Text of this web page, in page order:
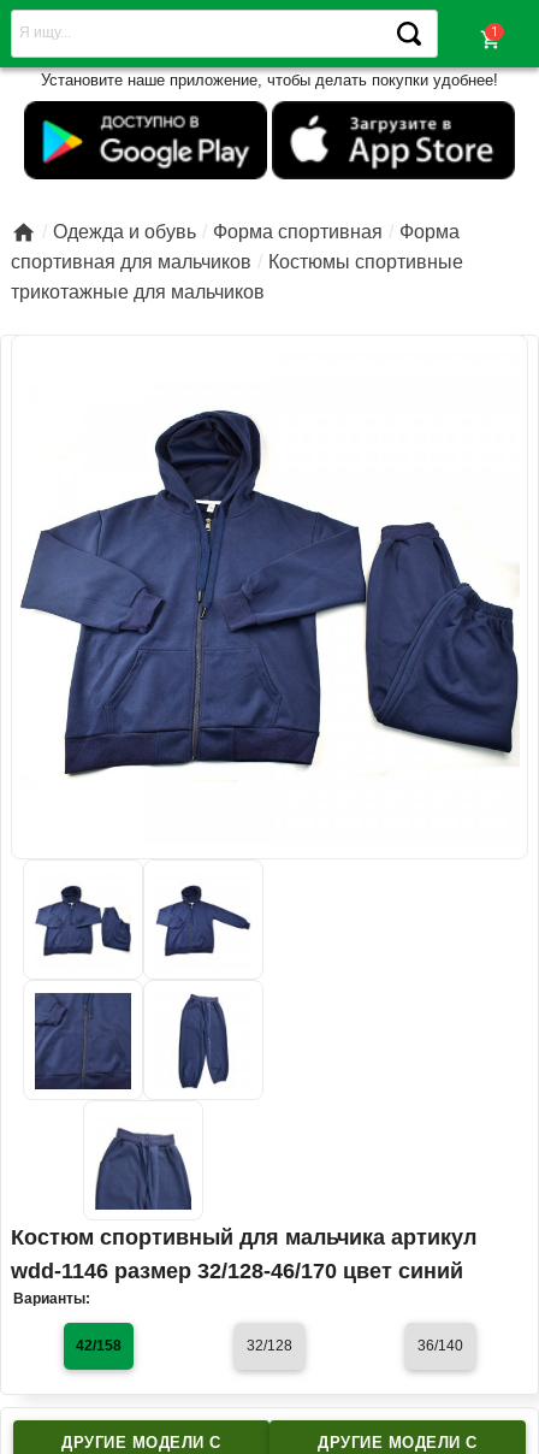
shopping_cart
Установите наше приложение, чтобы делать покупки удобнее!
 Одежда и обувь Форма спортивная
Форма
спортивная для мальчиков
Костюмы спортивные
трикотажные для мальчиков
Костюм спортивный для мальчика артикул
wdd-1146 размер 32/128-46/170 цвет синий
Варианты:
42/158 32/128 36/140
ДРУГИЕ МОДЕЛИ C ДРУГИЕ МОДЕЛИ C